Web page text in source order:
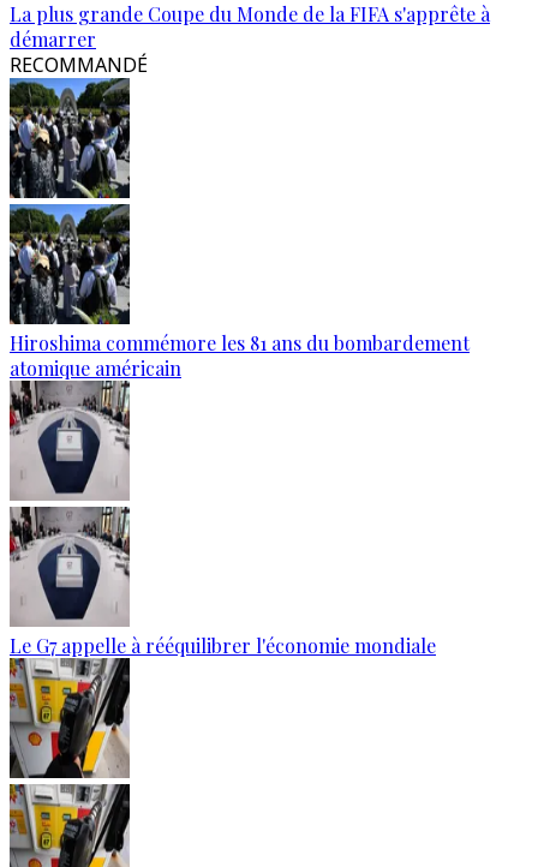
La plus grande Coupe du Monde de la FIFA s'apprête à
démarrer
RECOMMANDÉ
Hiroshima commémore les 81 ans du bombardement
atomique américain
Le G7 appelle à rééquilibrer l'économie mondiale